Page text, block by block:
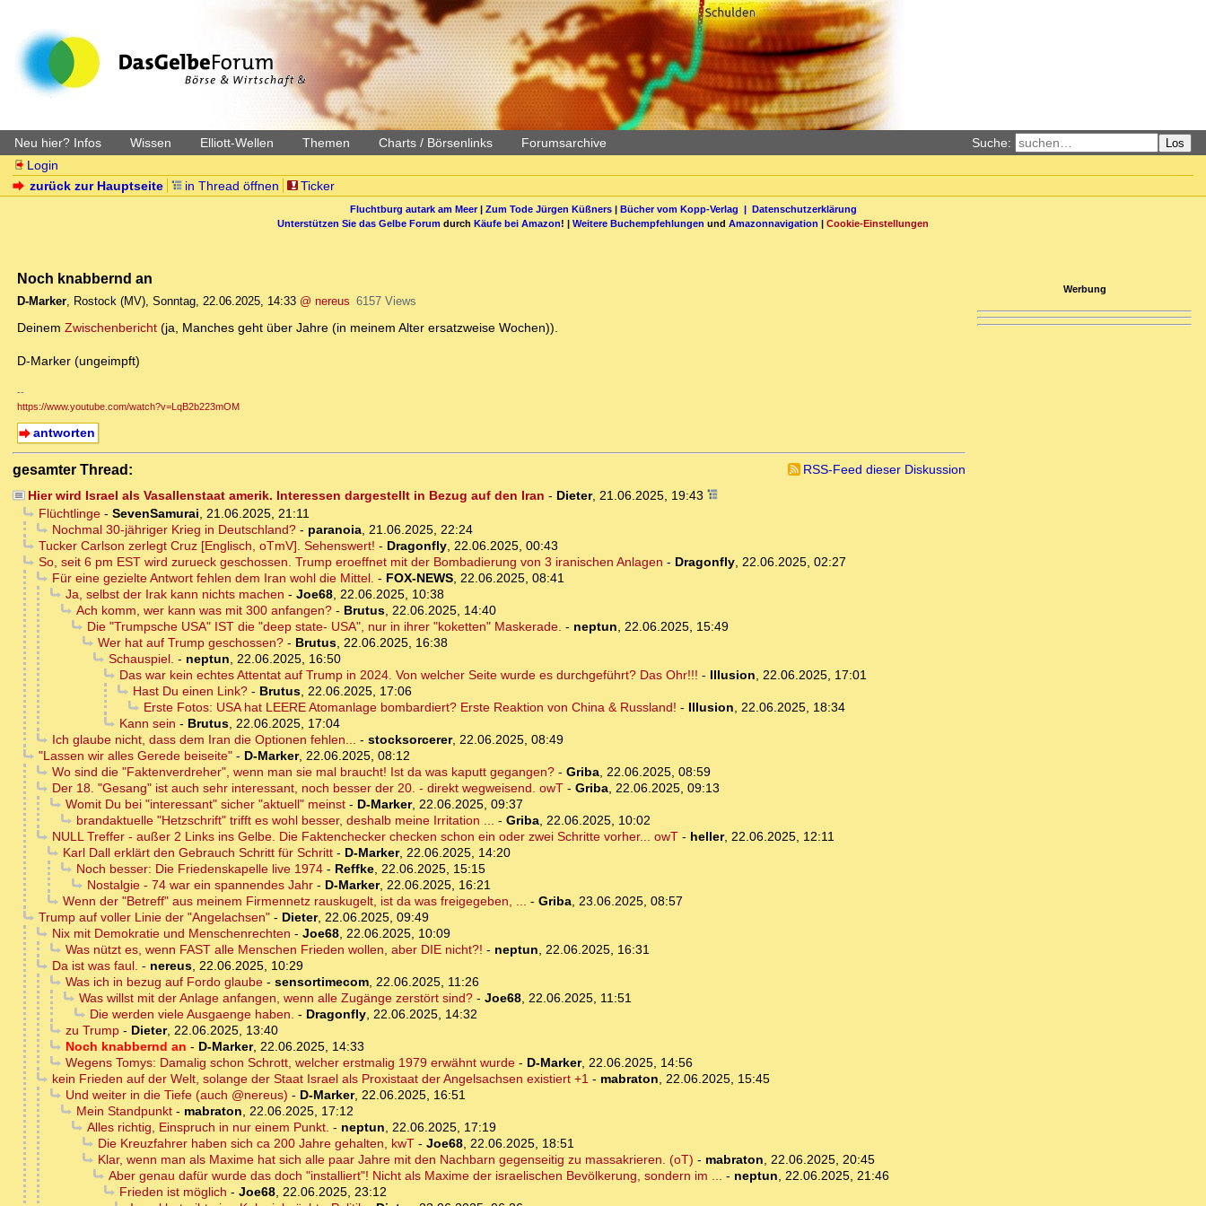
Neu hier? Infos Wissen Elliott-Wellen Themen Charts / Börsenlinks Forumsarchive Suche: Los
Login
zurück zur Hauptseite
in Thread öffnen Ticker
Fluchtburg autark am Meer| Zum Tode Jürgen Küßners| Bücher vom Kopp-Verlag | Datenschutzerklärung
Unterstützen Sie das Gelbe Forum durch Käufe bei Amazon! | Weitere Buchempfehlungen und Amazonnavigation | Cookie-Einstellungen
Noch knabbernd an
D-Marker, Rostock (MV), Sonntag, 22.06.2025, 14:33 @ nereus 6157 Views
Deinem Zwischenbericht (ja, Manches geht über Jahre (in meinem Alter ersatzweise Wochen)).
D-Marker (ungeimpft)
--
https://www.youtube.com/watch?v=LqB2b223mOM
antworten
gesamter Thread:
RSS-Feed dieser Diskussion
Hier wird Israel als Vasallenstaat amerik. Interessen dargestellt in Bezug auf den Iran - Dieter, 21.06.2025, 19:43
Flüchtlinge- SevenSamurai, 21.06.2025, 21:11
Nochmal 30-jähriger Krieg in Deutschland?- paranoia, 21.06.2025, 22:24
Tucker Carlson zerlegt Cruz [Englisch, oTmV]. Sehenswert! - Dragonfly, 22.06.2025, 00:43
So, seit 6 pm EST wird zurueck geschossen. Trump eroeffnet mit der Bombadierung von 3 iranischen Anlagen - Dragonfly, 22.06.2025, 02:27
Für eine gezielte Antwort fehlen dem Iran wohl die Mittel. - FOX-NEWS, 22.06.2025, 08:41
Ja, selbst der Irak kann nichts machen - Joe68, 22.06.2025, 10:38
Ach komm, wer kann was mit 300 anfangen?- Brutus, 22.06.2025, 14:40
Die "Trumpsche USA" IST die "deep state- USA", nur in ihrer "koketten" Maskerade. - neptun, 22.06.2025, 15:49
Wer hat auf Trump geschossen?- Brutus, 22.06.2025, 16:38
Schauspiel. - neptun, 22.06.2025, 16:50
Das war kein echtes Attentat auf Trump in 2024. Von welcher Seite wurde es durchgeführt? Das Ohr!!! - Illusion, 22.06.2025, 17:01
Hast Du einen Link?- Brutus, 22.06.2025, 17:06
Erste Fotos: USA hat LEERE Atomanlage bombardiert? Erste Reaktion von China & Russland! - Illusion, 22.06.2025, 18:34
Kann sein - Brutus, 22.06.2025, 17:04
Ich glaube nicht, dass dem Iran die Optionen fehlen... - stocksorcerer, 22.06.2025, 08:49
"Lassen wir alles Gerede beiseite"- D-Marker, 22.06.2025, 08:12
Wo sind die "Faktenverdreher", wenn man sie mal braucht! Ist da was kaputt gegangen?- Griba, 22.06.2025, 08:59
Der 18. "Gesang" ist auch sehr interessant, noch besser der 20. - direkt wegweisend. owT- Griba, 22.06.2025, 09:13
Womit Du bei "interessant" sicher "aktuell" meinst- D-Marker, 22.06.2025, 09:37
brandaktuelle "Hetzschrift" trifft es wohl besser, deshalb meine Irritation ... - Griba, 22.06.2025, 10:02
NULL Treffer - außer 2 Links ins Gelbe. Die Faktenchecker checken schon ein oder zwei Schritte vorher... owT- heller, 22.06.2025, 12:11
Karl Dall erklärt den Gebrauch Schritt für Schritt- D-Marker, 22.06.2025, 14:20
Noch besser: Die Friedenskapelle live 1974- Reffke, 22.06.2025, 15:15
Nostalgie - 74 war ein spannendes Jahr- D-Marker, 22.06.2025, 16:21
Wenn der "Betreff" aus meinem Firmennetz rauskugelt, ist da was freigegeben, ... - Griba, 23.06.2025, 08:57
Trump auf voller Linie der "Angelachsen"- Dieter, 22.06.2025, 09:49
Nix mit Demokratie und Menschenrechten - Joe68, 22.06.2025, 10:09
Was nützt es, wenn FAST alle Menschen Frieden wollen, aber DIE nicht?! - neptun, 22.06.2025, 16:31
Da ist was faul. - nereus, 22.06.2025, 10:29
Was ich in bezug auf Fordo glaube- sensortimecom, 22.06.2025, 11:26
Was willst mit der Anlage anfangen, wenn alle Zugänge zerstört sind?- Joe68, 22.06.2025, 11:51
Die werden viele Ausgaenge haben. - Dragonfly, 22.06.2025, 14:32
zu Trump- Dieter, 22.06.2025, 13:40
Noch knabbernd an - D-Marker, 22.06.2025, 14:33
Wegens Tomys: Damalig schon Schrott, welcher erstmalig 1979 erwähnt wurde- D-Marker, 22.06.2025, 14:56
kein Frieden auf der Welt, solange der Staat Israel als Proxistaat der Angelsachsen existiert +1- mabraton, 22.06.2025, 15:45
Und weiter in die Tiefe (auch @nereus) - D-Marker, 22.06.2025, 16:51
Mein Standpunkt- mabraton, 22.06.2025, 17:12
Alles richtig, Einspruch in nur einem Punkt. - neptun, 22.06.2025, 17:19
Die Kreuzfahrer haben sich ca 200 Jahre gehalten, kwT- Joe68, 22.06.2025, 18:51
Klar, wenn man als Maxime hat sich alle paar Jahre mit den Nachbarn gegenseitig zu massakrieren. (oT) - mabraton, 22.06.2025, 20:45
Aber genau dafür wurde das doch "installiert"! Nicht als Maxime der israelischen Bevölkerung, sondern im ... - neptun, 22.06.2025, 21:46
Frieden ist möglich - Joe68, 22.06.2025, 23:12
Werbung